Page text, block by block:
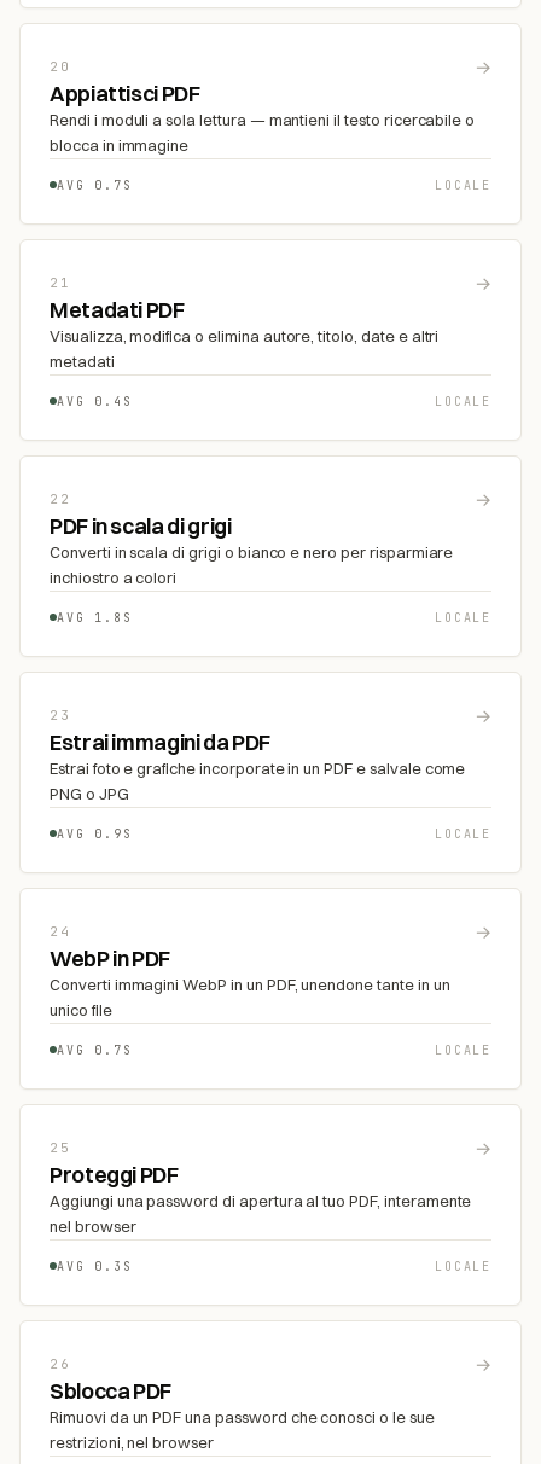
20 →
Appiattisci PDF
Rendi i moduli a sola lettura — mantieni il testo ricercabile o
blocca in immagine
AVG 0.7S LOCALE
21 →
Metadati PDF
Visualizza, modifica o elimina autore, titolo, date e altri
metadati
AVG 0.4S LOCALE
22 →
PDF in scala di grigi
Converti in scala di grigi o bianco e nero per risparmiare
inchiostro a colori
AVG 1.8S LOCALE
23 →
Estrai immagini da PDF
Estrai foto e grafiche incorporate in un PDF e salvale come
PNG o JPG
AVG 0.9S LOCALE
24 →
WebP in PDF
Converti immagini WebP in un PDF, unendone tante in un
unico file
AVG 0.7S LOCALE
25 →
Proteggi PDF
Aggiungi una password di apertura al tuo PDF, interamente
nel browser
AVG 0.3S LOCALE
26 →
Sblocca PDF
Rimuovi da un PDF una password che conosci o le sue
restrizioni, nel browser